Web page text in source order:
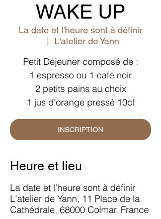
WAKE UP
La date et l'heure sont à définir
L'atelier de Yann
Petit Déjeuner composé de :
1 espresso ou 1 café noir
2 petits pains au choix
1 jus d'orange pressé 10cl
INSCRIPTION
Heure et lieu
La date et l'heure sont à définir
L'atelier de Yann, 11 Place de la
Cathédrale, 68000 Colmar, France